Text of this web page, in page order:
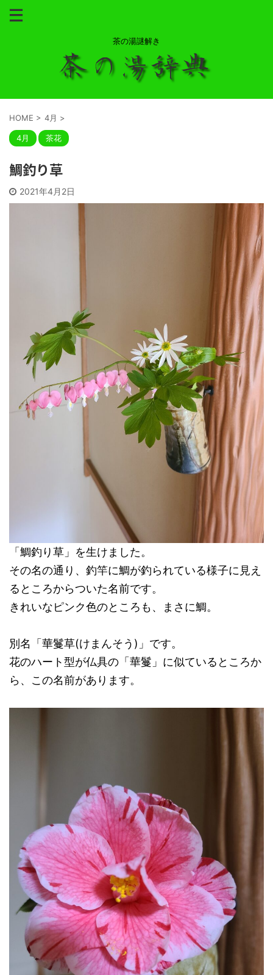
茶の湯謎解き
HOME > 4月 >
4月 茶花
鯛釣り草
2021年4月2日
「鯛釣り草」を生けました。
その名の通り、釣竿に鯛が釣られている様子に見え
るところからついた名前です。
きれいなピンク色のところも、まさに鯛。
別名「華鬘草(けまんそう)」です。
花のハート型が仏具の「華鬘」に似ているところか
ら、この名前があります。